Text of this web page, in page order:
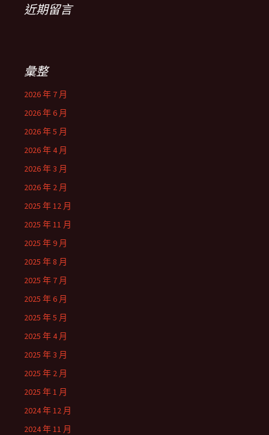
近期留言
彙整
2026 年 7 月
2026 年 6 月
2026 年 5 月
2026 年 4 月
2026 年 3 月
2026 年 2 月
2025 年 12 月
2025 年 11 月
2025 年 9 月
2025 年 8 月
2025 年 7 月
2025 年 6 月
2025 年 5 月
2025 年 4 月
2025 年 3 月
2025 年 2 月
2025 年 1 月
2024 年 12 月
2024 年 11 月